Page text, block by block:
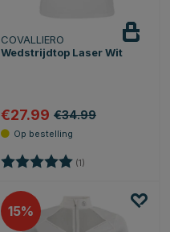
COVALLIERO
Wedstrijdtop Laser Wit
€27.99 €34.99
Beoordeling: (1)
15